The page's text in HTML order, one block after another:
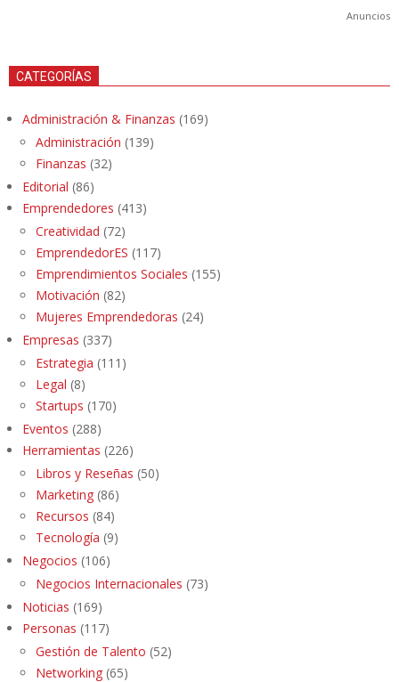
Anuncios
CATEGORÍAS
Administración & Finanzas (169)
Administración (139)
Finanzas (32)
Editorial (86)
Emprendedores (413)
Creatividad (72)
EmprendedorES (117)
Emprendimientos Sociales (155)
Motivación (82)
Mujeres Emprendedoras (24)
Empresas (337)
Estrategia (111)
Legal (8)
Startups (170)
Eventos (288)
Herramientas (226)
Libros y Reseñas (50)
Marketing (86)
Recursos (84)
Tecnología (9)
Negocios (106)
Negocios Internacionales (73)
Noticias (169)
Personas (117)
Gestión de Talento (52)
Networking (65)